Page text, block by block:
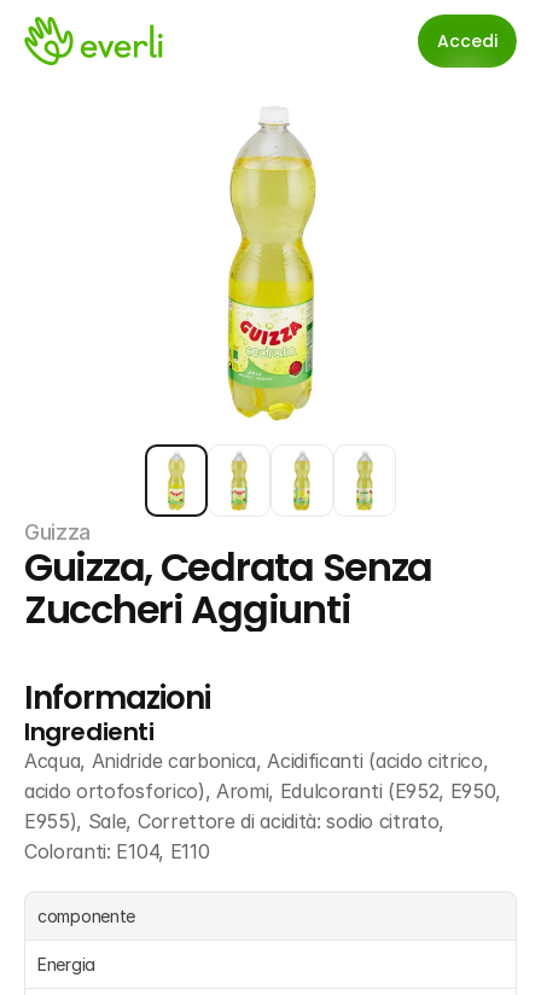
Accedi
Guizza
Guizza, Cedrata Senza
Zuccheri Aggiunti
Informazioni
Ingredienti
Acqua, Anidride carbonica, Acidificanti (acido citrico,
acido ortofosforico), Aromi, Edulcoranti (E952, E950,
E955), Sale, Correttore di acidità: sodio citrato,
Coloranti: E104, E110
componente
Energia